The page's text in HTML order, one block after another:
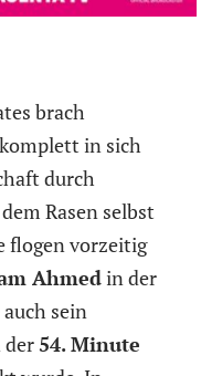
brach
in sich
durch
Rasen selbst
flogen vorzeitig
Ahmedin der
sein
der54. Minute